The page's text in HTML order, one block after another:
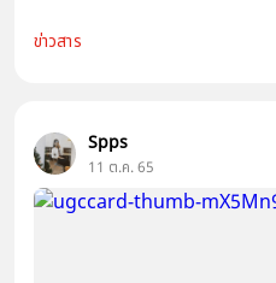
ข่าวสาร
Spps
11 ต.ค. 65